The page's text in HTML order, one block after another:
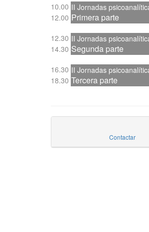
10.00 II Jornadas
Primera parte
12.00
12.30 II Jornadas
Segunda parte
14.30
16.30 II Jornadas
Tercera parte
18.30
Contactar